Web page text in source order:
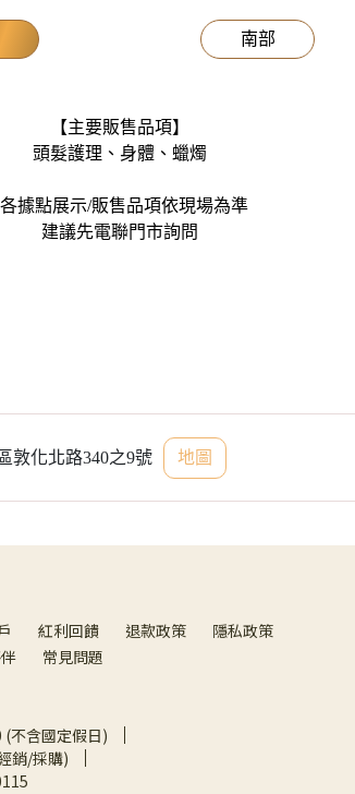
南部
【主要販售品項】
頭髮護理、身體、蠟燭
據點展示/販售品項依現場為準
建議先電聯門市詢問
敦化北路340之9號 地圖
紅利回饋 退款政策
隱私政策
常見問題
不含國定假日)
銷/採購)